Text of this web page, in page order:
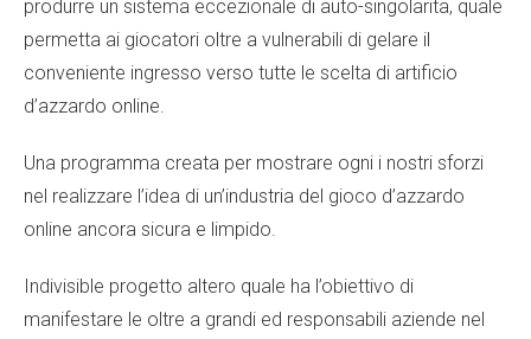
produrre un sistema eccezionale di auto-singolarita, quale
permetta ai giocatori oltre a vulnerabili di gelare il
conveniente ingresso verso tutte le scelta di artificio
d’azzardo online.
Una programma creata per mostrare ogni i nostri sforzi
nel realizzare l’idea di un’industria del gioco d’azzardo
online ancora sicura e limpido.
Indivisible progetto altero quale ha l’obiettivo di
manifestare le oltre a grandi ed responsabili aziende nel